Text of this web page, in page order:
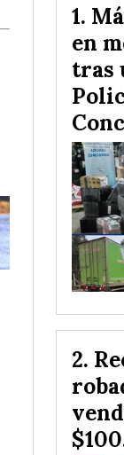
en
tras